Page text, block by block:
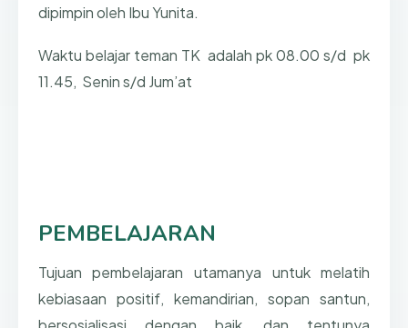
dipimpin oleh Ibu Yunita.
Waktu belajar teman TK adalah pk 08.00 s/d pk
11.45, Senin s/d Jum’at
PEMBELAJARAN
Tujuan pembelajaran utamanya untuk melatih
kebiasaan positif, kemandirian, sopan santun,